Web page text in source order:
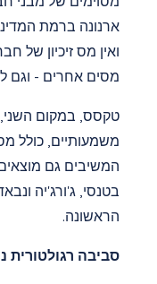
ארנונה ברמת
ואין מס זיכיון של
מסים אחרים - וגם
טקסס, במקום
משמעותיים, כולל
המשיבים גם
בטנסי, ג'ורג'יה
הראשונה.
סביבה רגולטורית